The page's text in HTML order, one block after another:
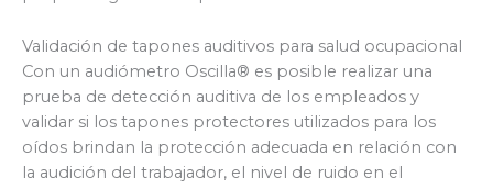
Validación de tapones auditivos para salud ocupacional
Con un audiómetro Oscilla® es posible realizar una
prueba de detección auditiva de los empleados y
validar si los tapones protectores utilizados para los
oídos brindan la protección adecuada en relación con
la audición del trabajador, el nivel de ruido en el